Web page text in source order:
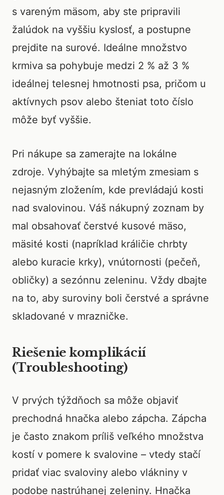
s vareným mäsom, aby ste pripravili
žalúdok na vyššiu kyslosť, a postupne
prejdite na surové. Ideálne množstvo
krmiva sa pohybuje medzi 2 % až 3 %
ideálnej telesnej hmotnosti psa, pričom u
aktívnych psov alebo šteniat toto číslo
môže byť vyššie.
Pri nákupe sa zamerajte na lokálne
zdroje. Vyhýbajte sa mletým zmesiam s
nejasným zložením, kde prevládajú kosti
nad svalovinou. Váš nákupný zoznam by
mal obsahovať čerstvé kusové mäso,
mäsité kosti (napríklad králičie chrbty
alebo kuracie krky), vnútornosti (pečeň,
obličky) a sezónnu zeleninu. Vždy dbajte
na to, aby suroviny boli čerstvé a správne
skladované v mrazničke.
Riešenie komplikácií
(Troubleshooting)
V prvých týždňoch sa môže objaviť
prechodná hnačka alebo zápcha. Zápcha
je často znakom príliš veľkého množstva
kostí v pomere k svalovine – vtedy stačí
pridať viac svaloviny alebo vlákniny v
podobe nastrúhanej zeleniny. Hnačka